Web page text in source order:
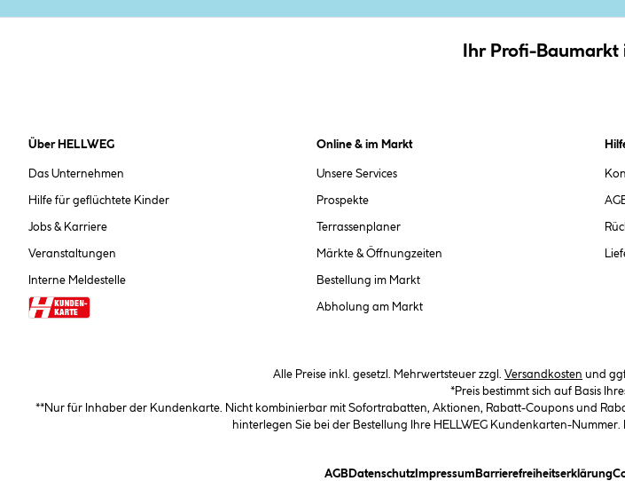
Ihr Profi-Baumarkt
Über HELLWEG
Das Unternehmen
Hilfe für geflüchtete Kinder
Jobs & Karriere
Veranstaltungen
Interne Meldestelle
Online & im Markt
Unsere Services
Prospekte
Terrassenplaner
Märkte & Öffnungzeiten
Bestellung im Markt
Abholung am Markt
Alle Preise inkl. gesetzl. Mehrwertsteuer zzgl. Versandkosten und
*Preis bestimmt sich auf Basis
**Nur für Inhaber der Kundenkarte. Nicht kombinierbar mit Sofortrabatten, Aktionen, Rabatt-Coupons und
hinterlegen Sie bei der Bestellung Ihre HELLWEG Kundenkarten-
AGB(öffnet ein Dialogfeld)
Datenschutz(öffnet ein Dialogfeld)
Impressum(öffnet ein Dialogfeld)
Barrierefreiheitserklärung